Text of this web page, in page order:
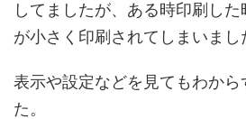
してましたが、ある時印刷し
が小さく印刷されてしまいまし
表示や設定などを見てもわから
た。